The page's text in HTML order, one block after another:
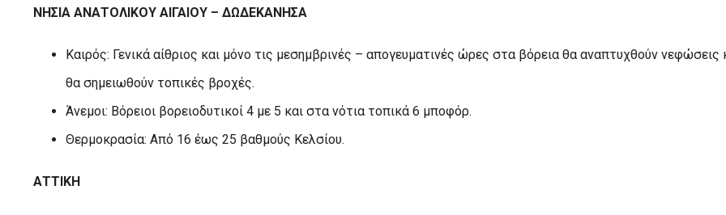
ΝΗΣΙΑ ΑΝΑΤΟΛΙΚΟΥ ΑΙΓΑΙΟΥ – ΔΩΔΕΚΑΝΗΣΑ
Καιρός: Γενικά αίθριος και μόνο τις μεσημβρινές – απογευματινές ώρες στα βόρεια θα αναπτυχθούν νεφώσεις
θα σημειωθούν τοπικές βροχές.
Άνεμοι: Βόρειοι βορειοδυτικοί 4 με 5 και στα νότια τοπικά 6 μποφόρ.
Θερμοκρασία: Από 16 έως 25 βαθμούς Κελσίου.
ΑΤΤΙΚΗ